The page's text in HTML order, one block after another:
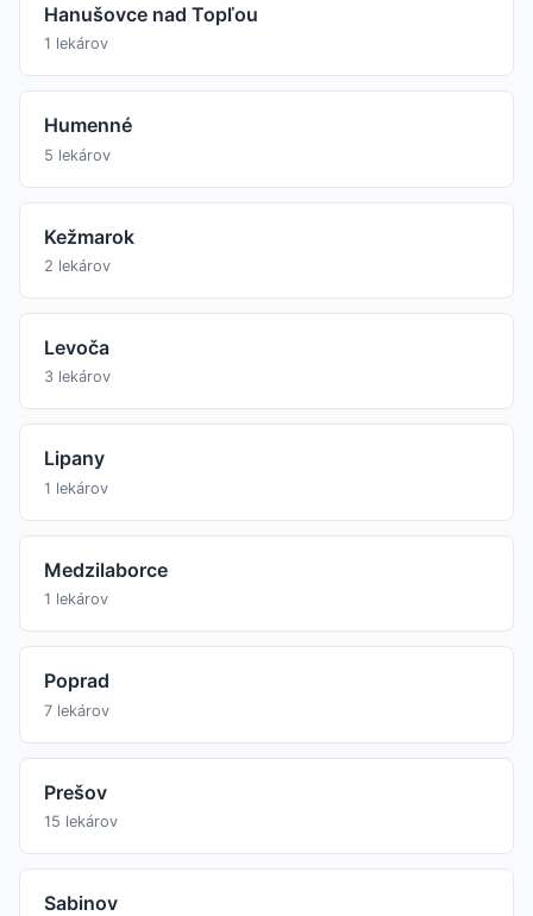
Hanušovce nad Topľou
1 lekárov
Humenné
5 lekárov
Kežmarok
2 lekárov
Levoča
3 lekárov
Lipany
1 lekárov
Medzilaborce
1 lekárov
Poprad
7 lekárov
Prešov
15 lekárov
Sabinov